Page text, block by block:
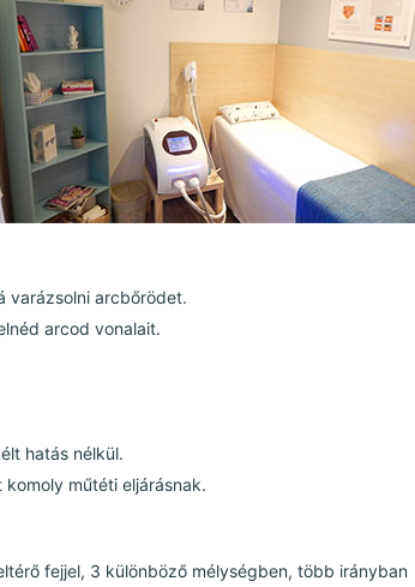
varázsolni arcbőrödet.
arcod vonalait.
hatás nélkül.
műtéti eljárásnak.
fejjel, 3 különböző mélységben, több irányban